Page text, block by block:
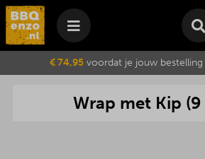
Winkelmand
Je winkelwagen is
Wijzig winkelmand
€ 74,95voordat je jouw bestelling
Wrap met Kip (9